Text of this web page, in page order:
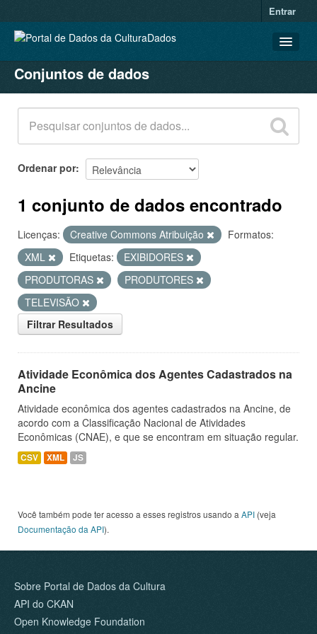
Entrar
CONJUNTOS DE DADOS
ORGANIZAÇÕES
GRUPOS
SOBRE
Conjuntos de dados
Ordenar por
1 conjunto de dados encontrado
Licenças: Creative Commons Atribuição
Formatos:
XML
Etiquetas:
EXIBIDORES
PRODUTORAS
PRODUTORES
TELEVISÃO
Filtrar Resultados
Atividade Econômica dos Agentes Cadastrados na
Ancine
Atividade econômica dos agentes cadastrados na Ancine, de
acordo com a Classificação Nacional de Atividades
Econômicas (CNAE), e que se encontram em situação regular.
CSV XML JS
Você também pode ter acesso a esses registros usando a API (veja
Documentação da API).
Sobre Portal de Dados da Cultura
API do CKAN
Open Knowledge Foundation